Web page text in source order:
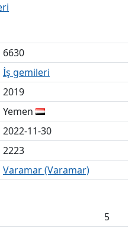
6630
İş gemileri
2019
Yemen
2022-11-30
2223
Varamar (Varamar)
5